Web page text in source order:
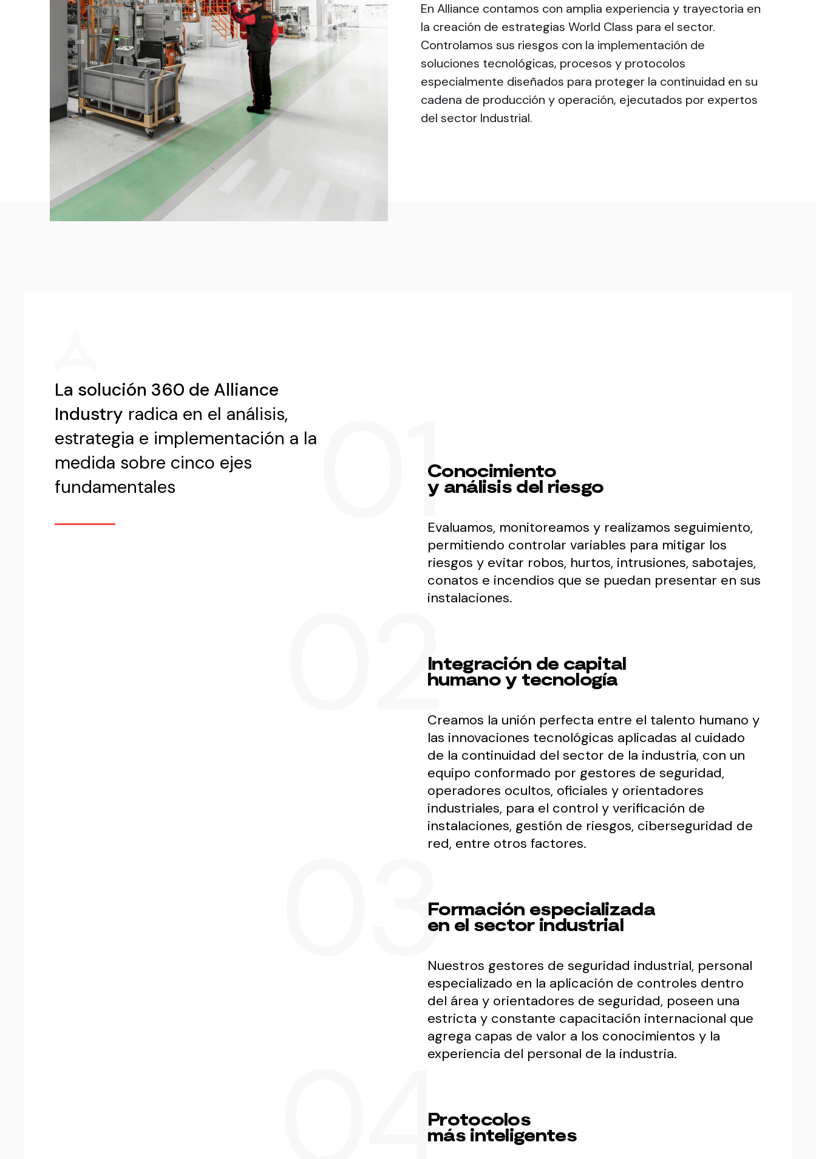
En Alliance contamos con amplia experiencia y trayectoria en
la creación de estrategias World Class para el sector.
Controlamos sus riesgos con la implementación de
soluciones tecnológicas, procesos y protocolos
especialmente diseñados para proteger la continuidad en su
cadena de producción y operación, ejecutados por expertos
del sector Industrial.
La solución 360 de Alliance
Industry radica en el análisis,
estrategia e implementación a la
medida sobre cinco ejes
fundamentales
Conocimiento
y análisis del riesgo
Evaluamos, monitoreamos y realizamos seguimiento,
permitiendo controlar variables para mitigar los
riesgos y evitar robos, hurtos, intrusiones, sabotajes,
conatos e incendios que se puedan presentar en sus
instalaciones.
Integración de capital
humano y tecnología
Creamos la unión perfecta entre el talento humano y
las innovaciones tecnológicas aplicadas al cuidado
de la continuidad del sector de la industria, con un
equipo conformado por gestores de seguridad,
operadores ocultos, oficiales y orientadores
industriales, para el control y verificación de
instalaciones, gestión de riesgos, ciberseguridad de
red, entre otros factores.
Formación especializada
en el sector industrial
Nuestros gestores de seguridad industrial, personal
especializado en la aplicación de controles dentro
del área y orientadores de seguridad, poseen una
estricta y constante capacitación internacional que
agrega capas de valor a los conocimientos y la
experiencia del personal de la industria.
Protocolos
más inteligentes